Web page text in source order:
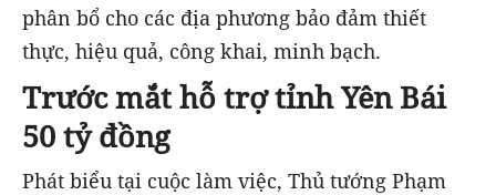
phân bổ cho các địa phương bảo đảm thiết
thực, hiệu quả, công khai, minh bạch.
Trước mắt hỗ trợ tỉnh Yên Bái
50 tỷ đồng
Phát biểu tại cuộc làm việc, Thủ tướng Phạm